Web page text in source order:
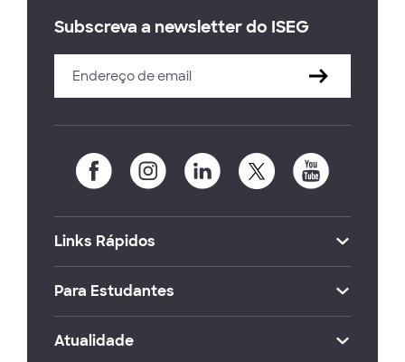
Subscreva a newsletter do ISEG
Links Rápidos
Para Estudantes
Atualidade